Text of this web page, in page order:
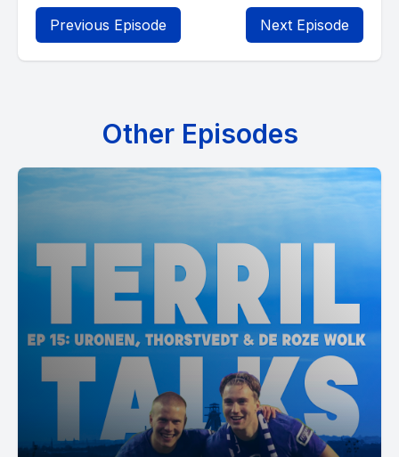
Previous Episode Next Episode
Other Episodes